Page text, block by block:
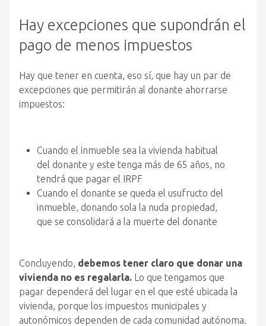
Hay excepciones que supondrán el
pago de menos impuestos
Hay que tener en cuenta, eso sí, que hay un par de
excepciones que permitirán al donante ahorrarse
impuestos:
Cuando el inmueble sea la vivienda habitual
del donante y este tenga más de 65 años, no
tendrá que pagar el IRPF
Cuando el donante se queda el usufructo del
inmueble, donando sola la nuda propiedad,
que se consolidará a la muerte del donante
Concluyendo, debemos tener claro que donar una
vivienda no es regalarla. Lo que tengamos que
pagar dependerá del lugar en el que esté ubicada la
vivienda, porque los impuestos municipales y
autonómicos dependen de cada comunidad autónoma.